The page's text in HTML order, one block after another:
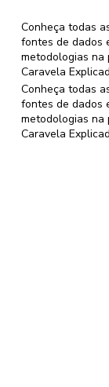
Conheça todas
fontes de dados
metodologias na
Caravela
Conheça todas
fontes de dados
metodologias na
Caravela